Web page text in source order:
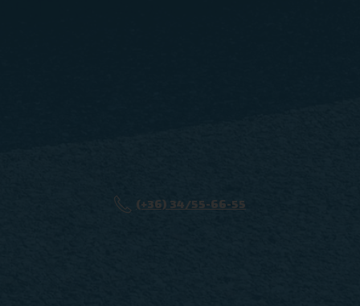
(+36) 34/55-66-55